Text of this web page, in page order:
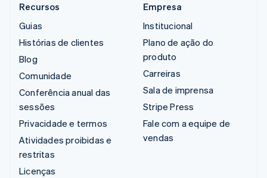
Recursos
Guias
Histórias de clientes
Blog
Comunidade
Conferência anual das
sessões
Privacidade e termos
Atividades proibidas e
restritas
Licenças
Empresa
Institucional
Plano de ação do
produto
Carreiras
Sala de imprensa
Stripe Press
Fale com a equipe de
vendas